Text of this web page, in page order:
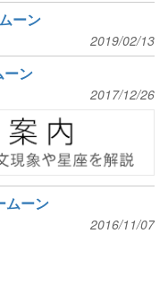
ーン
2019/02/13
ーン
2017/12/26
ムーン
2016/11/07